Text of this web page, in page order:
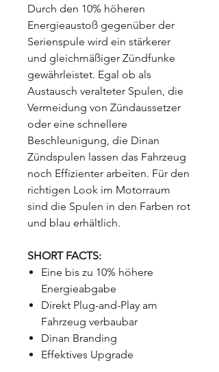
Durch den 10% höheren
Energieaustoß gegenüber der
Serienspule wird ein stärkerer
und gleichmäßiger Zündfunke
gewährleistet. Egal ob als
Austausch veralteter Spulen, die
Vermeidung von Zündaussetzer
oder eine schnellere
Beschleunigung, die Dinan
Zündspulen lassen das Fahrzeug
noch Effizienter arbeiten. Für den
richtigen Look im Motorraum
sind die Spulen in den Farben rot
und blau erhältlich.
SHORT FACTS:
Eine bis zu 10% höhere
Energieabgabe
Direkt Plug-and-Play am
Fahrzeug verbaubar
Dinan Branding
Effektives Upgrade